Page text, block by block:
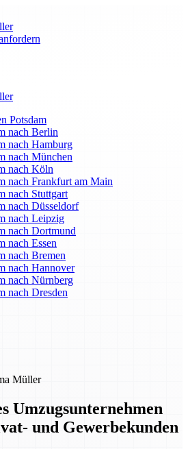
Potsdam
nach Berlin
nach Hamburg
nach München
nach Köln
nach Frankfurt am Main
nach Stuttgart
nach Düsseldorf
nach Leipzig
nach Dortmund
nach Essen
nach Bremen
nach Hannover
nach Nürnberg
nach Dresden
Müller
Umzugsunternehmen
und Gewerbekunden